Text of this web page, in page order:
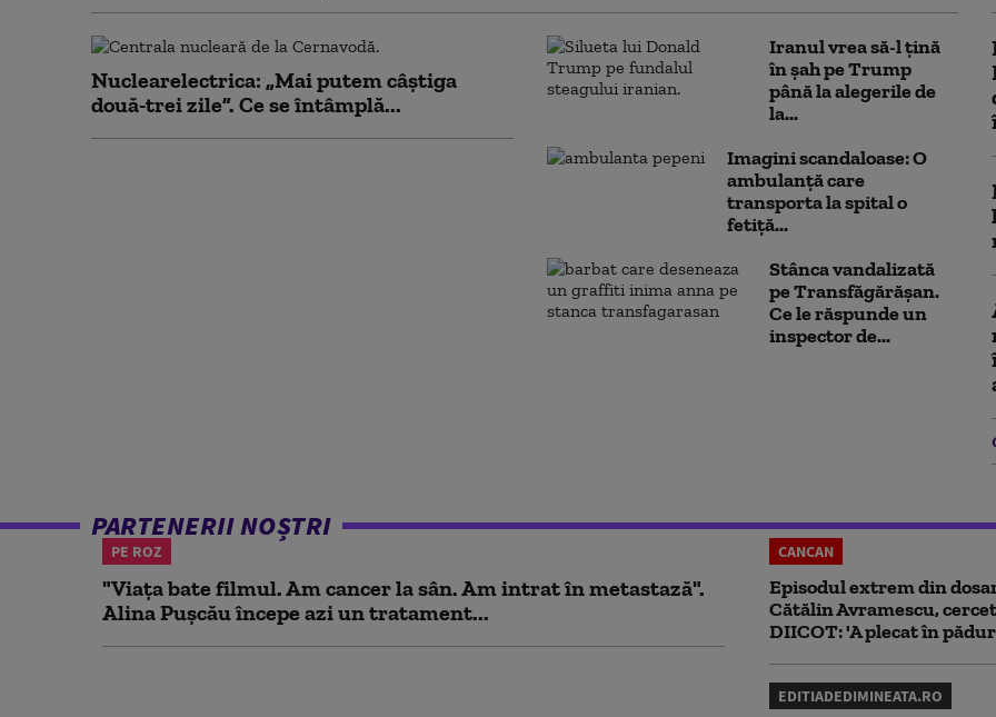
Nuclearelectrica: „Mai putem câștiga
două-trei zile”. Ce se întâmplă...
Iranul vrea să-l țină
în șah pe Trump
până la alegerile de
la...
Imagini scandaloase: O
ambulanță care
transporta la spital o
fetiță...
Stânca vandalizată
pe Transfăgărășan.
Ce le răspunde un
inspector de...
PARTENERII NOȘTRI
PE ROZ
"Viața bate filmul. Am cancer la sân. Am intrat în metastază".
Alina Pușcău începe azi un tratament...
CANCAN
Episodul extrem din
Cătălin Avramescu,
DIICOT: 'A plecat în
EDITIADEDIMINEATA.RO